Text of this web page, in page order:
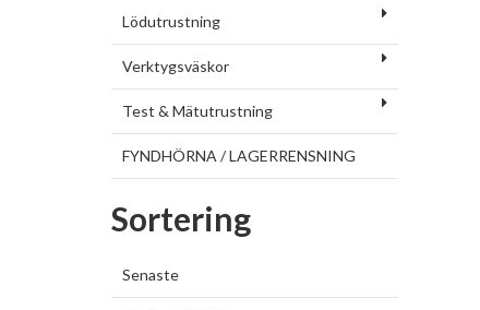
Lödutrustning
Verktygsväskor
Test & Mätutrustning
FYNDHÖRNA / LAGERRENSNING
Sortering
Senaste